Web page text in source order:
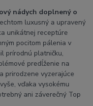
nádych doplnený o
luxusný a upravený
unikátnej receptúre
pocitom pálenia v
prírodnú platničku,
predĺženie na
prirodzene vyzerajúce
vďaka vysokému
ani záverečný Top